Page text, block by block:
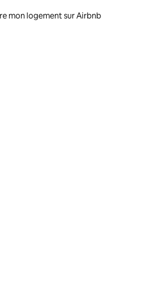
mon logement sur Airbnb